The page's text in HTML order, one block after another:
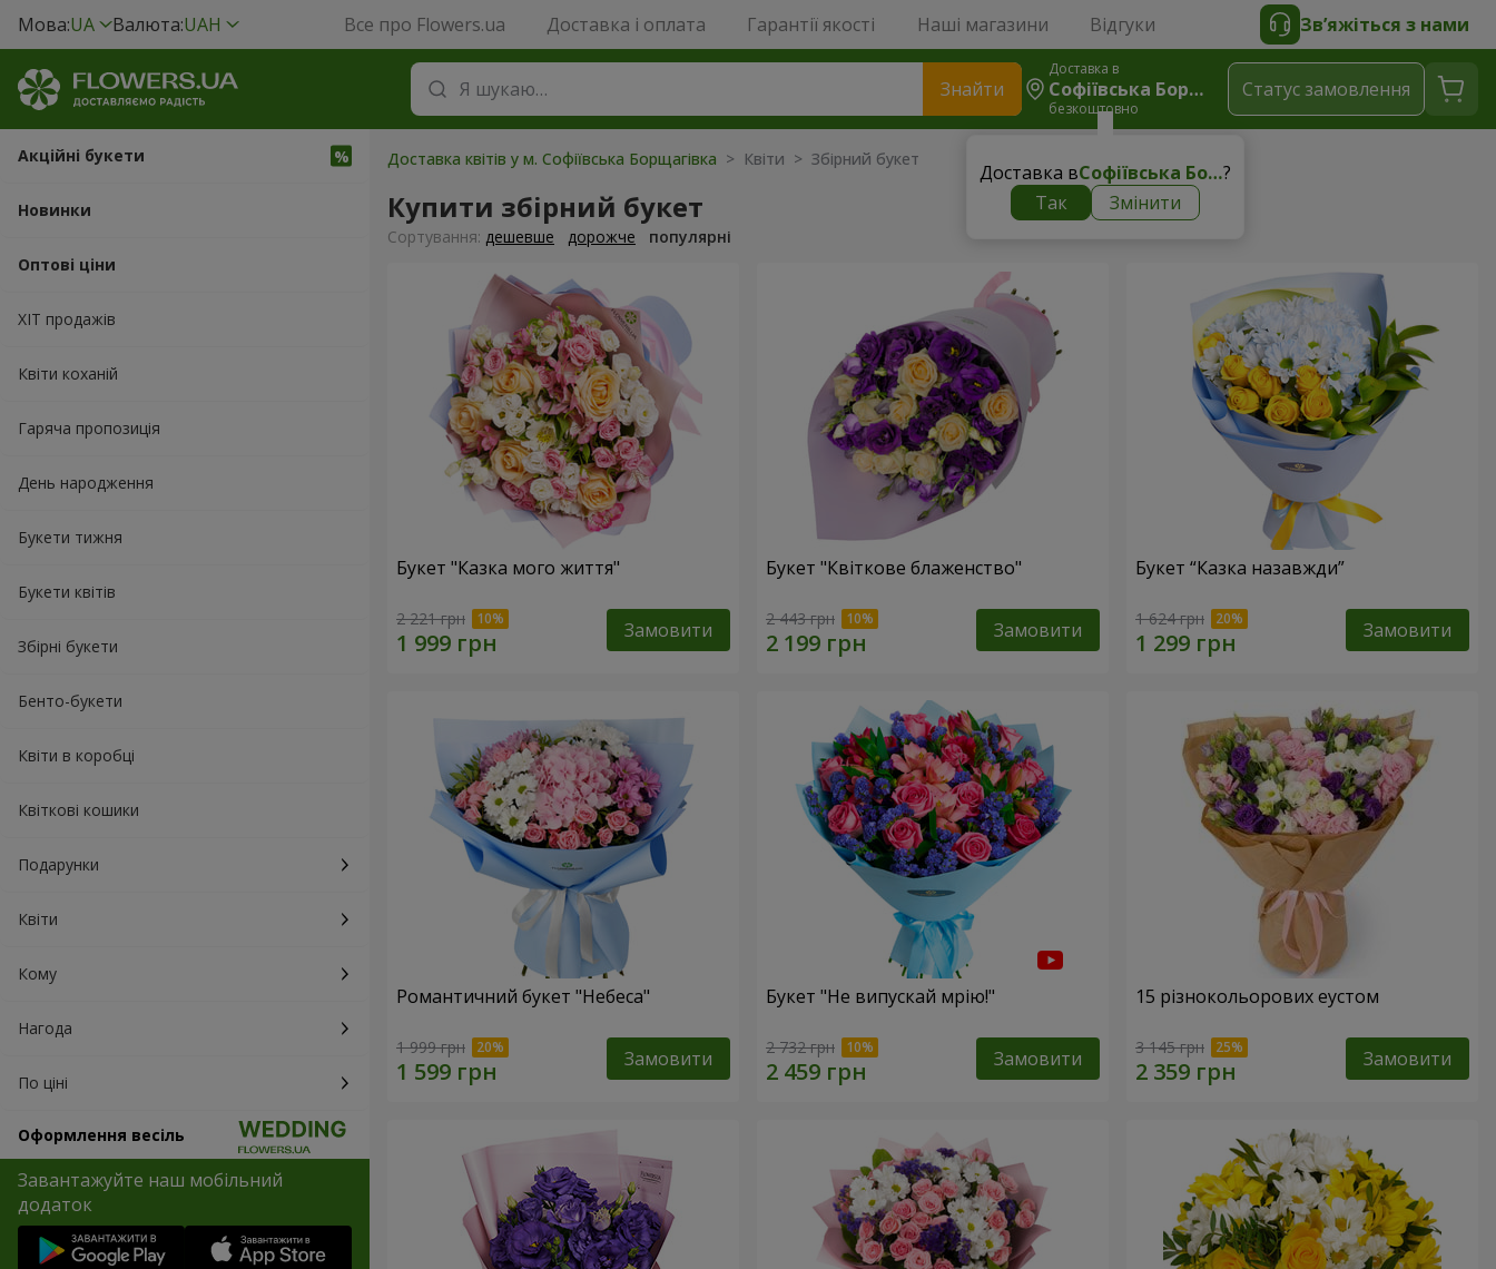
Мова:UA Валюта:UAH Все про Flowers.ua Доставка і оплата Гарантії якості Наші магазини Відгуки Зв’яжіться з нами
Знайти
Доставка в
Софіївська Борщагівка
безкоштовно
Доставка в Софіївська Борщагівка?
Так
Змінити
Статус замовлення
Акційні букети
Новинки
Оптові ціни
ХІТ продажів
Квіти коханій
Гаряча пропозиція
День народження
Букети тижня
Букети квітів
Збірні букети
Бенто-букети
Квіти в коробці
Квіткові кошики
Подарунки
Квіти
Кому
Нагода
По ціні
Оформлення весіль
Завантажуйте наш мобільний
додаток
Доставка квітів у м. Софіївська Борщагівка > Квіти > Збірний букет
Купити збірний букет
Сортування: дешевше дорожче популярні
Букет "Казка мого життя"
2 221 грн Замовити
Букет "Квіткове блаженство"
2 443 грн Замовити
Букет “Казка назавжди”
1 624 грн Замовити
Романтичний букет "Небеса"
1 999 грн Замовити
Букет "Не випускай мрію!"
2 732 грн Замовити
15 різнокольорових еустом
3 145 грн Замовити